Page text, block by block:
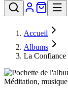
Accueil
Albums
La Confiance